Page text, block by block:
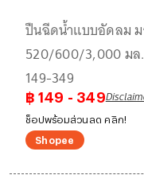
ปืนฉีดน้ำแบบอัดลม
520/600/3,000 มล
149-349
฿ 149 - 349
ช็อปพร้อมส่วนลด คลิก!
Shopee